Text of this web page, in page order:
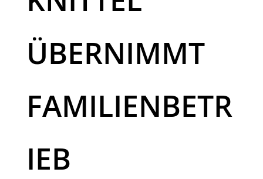
ÜBERNIMMT
FAMILIENBETR
IEB